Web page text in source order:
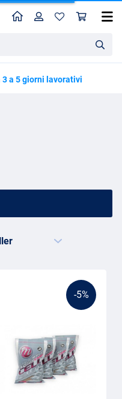
HomeProfilo
3 a 5 giorni lavorativi
-5%